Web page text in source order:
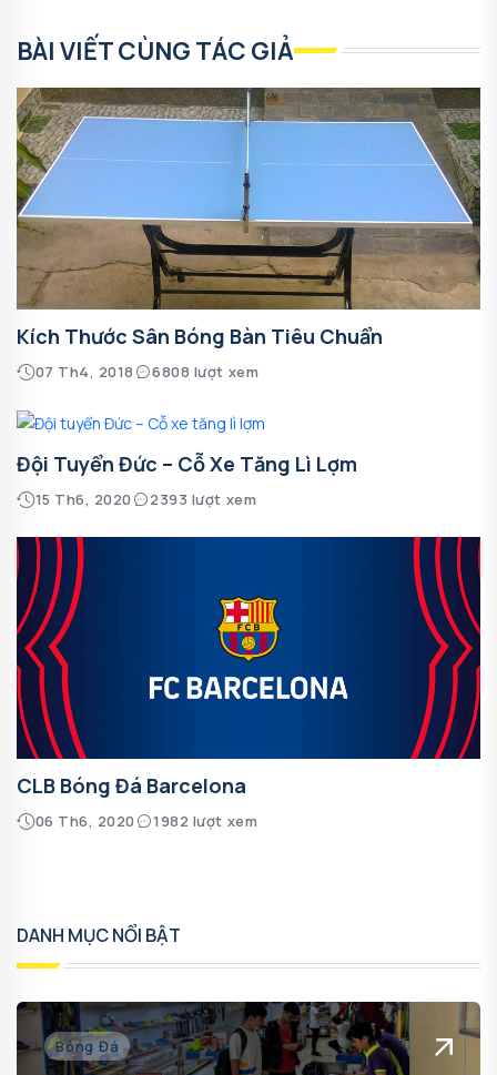
BÀI VIẾT CÙNG TÁC GIẢ
Kích Thước Sân Bóng Bàn Tiêu Chuẩn
07 Th4, 2018 6808 lượt xem
Đội Tuyển Đức – Cỗ Xe Tăng Lì Lợm
15 Th6, 2020 2393 lượt xem
CLB Bóng Đá Barcelona
06 Th6, 2020 1982 lượt xem
DANH MỤC NỔI BẬT
Bóng Đá